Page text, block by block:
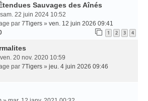
Sauvages des Aînés
22 juin 2024 10:52
par 7Tigers » ven. 12 juin 2026 09:41
1 2 3 4
20 nov. 2020 10:59
par 7Tigers » jeu. 4 juin 2026 09:46